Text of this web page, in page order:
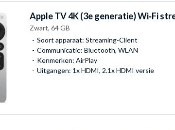
AppleTV 4K (3e generatie) Wi‑Fi
Zwart, 64 GB
Soort apparaat: Streaming-Client
Communicatie: Bluetooth, WLAN
Kenmerken: AirPlay
Uitgangen: 1x HDMI, 2.1x HDMI versie